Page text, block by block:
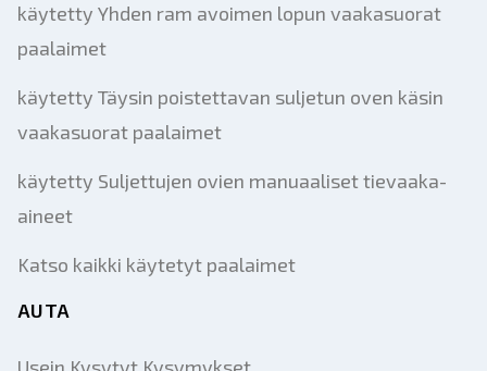
käytetty Yhden ram avoimen lopun vaakasuorat
paalaimet
käytetty Täysin poistettavan suljetun oven käsin
vaakasuorat paalaimet
käytetty Suljettujen ovien manuaaliset tievaaka-
aineet
Katso kaikki käytetyt paalaimet
AUTA